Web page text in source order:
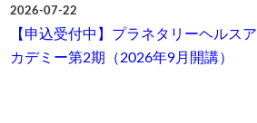
2026-07-22
【申込受付中】プラネタリーヘルスア
カデミー第2期（2026年9月開講）